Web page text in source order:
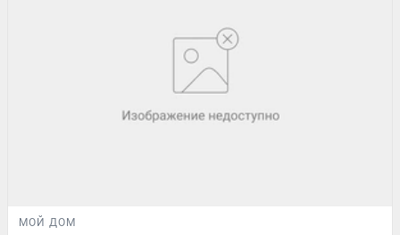
МОЙ ДОМ